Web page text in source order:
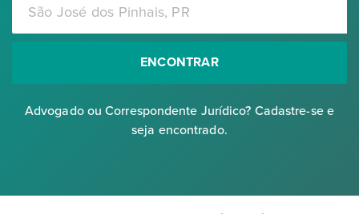
ENCONTRAR
Advogado ou Correspondente Jurídico? Cadastre-se e
seja encontrado.